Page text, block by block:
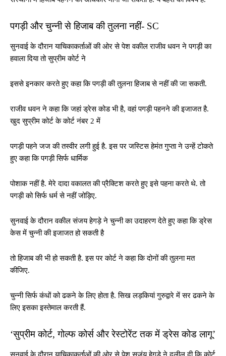
पगड़ी और चुन्नी से हिजाब की तुलना नहीं- SC
सुनवाई के दौरान याचिकाकर्ताओं की ओर से पेश वकील राजीव धवन ने पगड़ी का
हवाला दिया तो सुप्रीम कोर्ट ने
इससे इनकार करते हुए कहा कि पगड़ी की तुलना हिजाब से नहीं की जा सकती.
राजीव धवन ने कहा कि जहां ड्रेस कोड भी है, वहां पगड़ी पहनने की इजाजत है.
खुद सुप्रीम कोर्ट के कोर्ट नंबर 2 में
पगड़ी पहने जज की तस्वीर लगी हुई है. इस पर जस्टिस हेमंत गुप्ता ने उन्हें टोकते
हुए कहा कि पगड़ी सिर्फ धार्मिक
पोशाक नहीं है. मेरे दादा वकालत की प्रैक्टिश करते हुए इसे पहना करते थे. तो
पगड़ी को सिर्फ धर्म से नहीं जोड़िए.
सुनवाई के दौरान वकील संजय हेगड़े ने चुन्नी का उदाहरण देते हुए कहा कि ड्रेस
केस में चुन्नी की इजाजत हो सकती है
तो हिजाब की भी हो सकती है. इस पर कोर्ट ने कहा कि दोनों की तुलना मत
कीजिए.
चुन्नी सिर्फ कंधों को ढकने के लिए होता है. सिख लड़कियां गुरुद्वारे में सर ढकने के
लिए इसका इस्तेमाल करती हैं.
‘सुप्रीम कोर्ट, गोल्फ कोर्स और रेस्टोरेंट तक में ड्रेस कोड लागू’